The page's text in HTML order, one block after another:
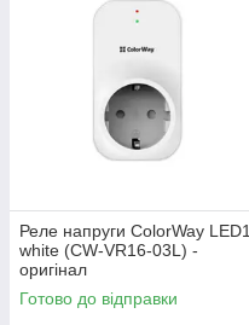
Реле напруги ColorWay LED1,
white (CW-VR16-03L) -
оригінал
Готово до відправки